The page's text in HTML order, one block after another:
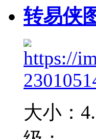
转易侠
大小：